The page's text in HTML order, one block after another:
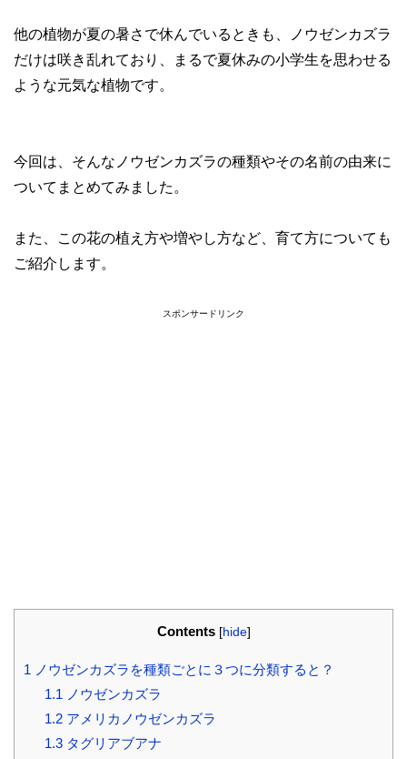
他の植物が夏の暑さで休んでいるときも、ノウゼンカズラ
だけは咲き乱れており、まるで夏休みの小学生を思わせる
ような元気な植物です。
今回は、そんなノウゼンカズラの種類やその名前の由来に
ついてまとめてみました。
また、この花の植え方や増やし方など、育て方についても
ご紹介します。
スポンサードリンク
Contents [hide]
1 ノウゼンカズラを種類ごとに３つに分類すると？
1.1 ノウゼンカズラ
1.2アメリカノウゼンカズラ
1.3タグリアブアナ